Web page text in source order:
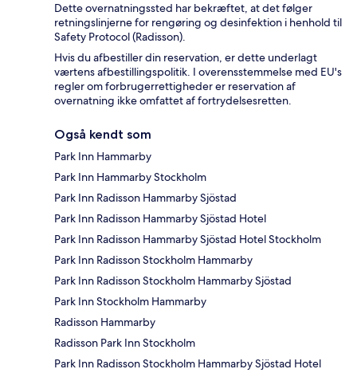
Dette overnatningssted har bekræftet, at det følger
retningslinjerne for rengøring og desinfektion i henhold til
Safety Protocol (Radisson).
Hvis du afbestiller din reservation, er dette underlagt
værtens afbestillingspolitik. I overensstemmelse med EU's
regler om forbrugerrettigheder er reservation af
overnatning ikke omfattet af fortrydelsesretten.
Også kendt som
Park Inn Hammarby
Park Inn Hammarby Stockholm
Park Inn Radisson Hammarby Sjöstad
Park Inn Radisson Hammarby Sjöstad Hotel
Park Inn Radisson Hammarby Sjöstad Hotel Stockholm
Park Inn Radisson Stockholm Hammarby
Park Inn Radisson Stockholm Hammarby Sjöstad
Park Inn Stockholm Hammarby
Radisson Hammarby
Radisson Park Inn Stockholm
Park Inn Radisson Stockholm Hammarby Sjöstad Hotel